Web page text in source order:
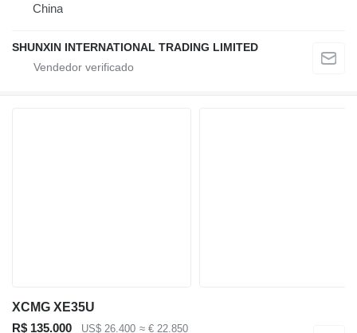
China
SHUNXIN INTERNATIONAL TRADING LIMITED
XCMG XE35U
R$ 135.000
US$ 26.400 ≈ € 22.850